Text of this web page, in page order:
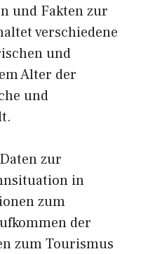
und Fakten zur
verschiedene
und
Alter der
und
zur
in
zum
der
zum Tourismus